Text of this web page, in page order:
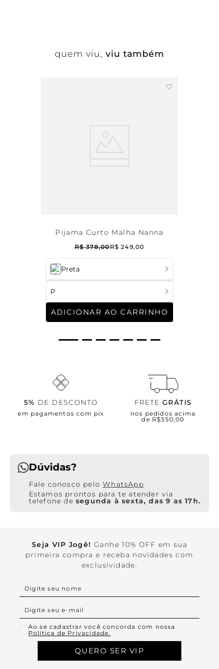
quem viu, viu também
Preta
P
ADICIONAR AO CARRINHO
Pijama Curto Malha Nanna
R$ 378,00R$ 249,00
5% DE DESCONTO
em pagamentos com pix
FRETE GRÁTIS
nos pedidos acima
de R$350,00
Dúvidas?
WhatsApp
Estamos prontos para te atender via
telefone de segunda à sexta, das 9 as 17h.
Seja VIP Jogê! Ganhe 10% OFF em sua
primeira compra e receba novidades com
exclusividade.
Ao se cadastrar você concorda com nossa
Política de Privacidade.
QUERO SER VIP